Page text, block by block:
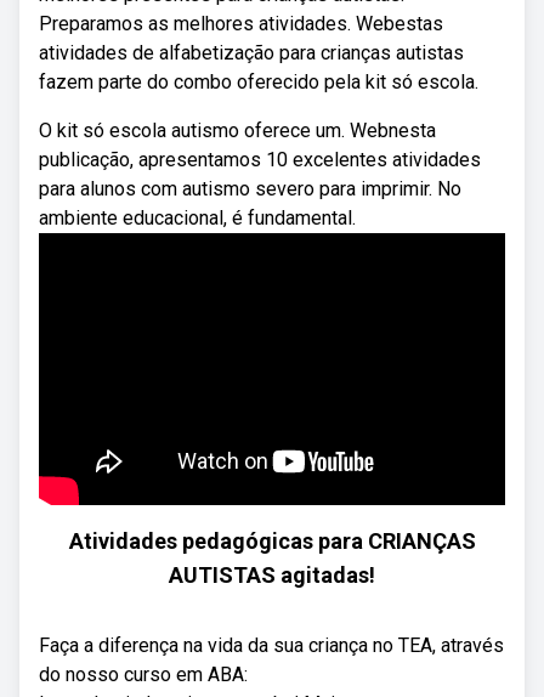
Preparamos as melhores atividades. Webestas
atividades de alfabetização para crianças autistas
fazem parte do combo oferecido pela kit só escola.
O kit só escola autismo oferece um. Webnesta
publicação, apresentamos 10 excelentes atividades
para alunos com autismo severo para imprimir. No
ambiente educacional, é fundamental.
Atividades pedagógicas para CRIANÇAS
AUTISTAS agitadas!
Faça a diferença na vida da sua criança no TEA, através
do nosso curso em ABA: